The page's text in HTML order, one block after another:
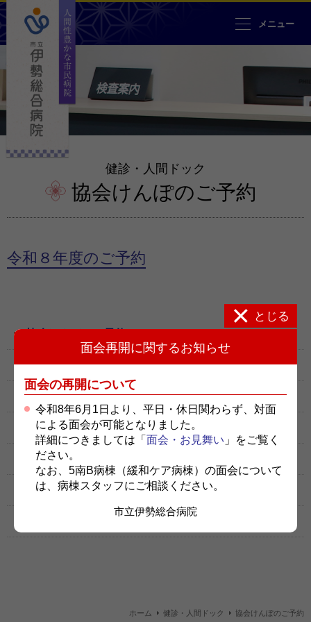
面会再開に関するお知らせ
とじる
面会の再開について
令和8年6月1日より、平日・休日関わらず、対面
による面会が可能となりました。
詳細につきましては「 面会・お見舞い 」をご覧く
ださい。
なお、5南B病棟（緩和ケア病棟）の面会について
は、病棟スタッフにご相談ください。
市立伊勢総合病院
人間性豊かな市民病院 市立伊勢
メニュー
健診・人間ドック
協会けんぽのご予約
令和８年度のご予約
申込方法
基本コース一覧
オプション検査
健診等にかかる費用のお支払い
駐車場案内
ホーム 健診・人間ドック 協会けんぽのご予約